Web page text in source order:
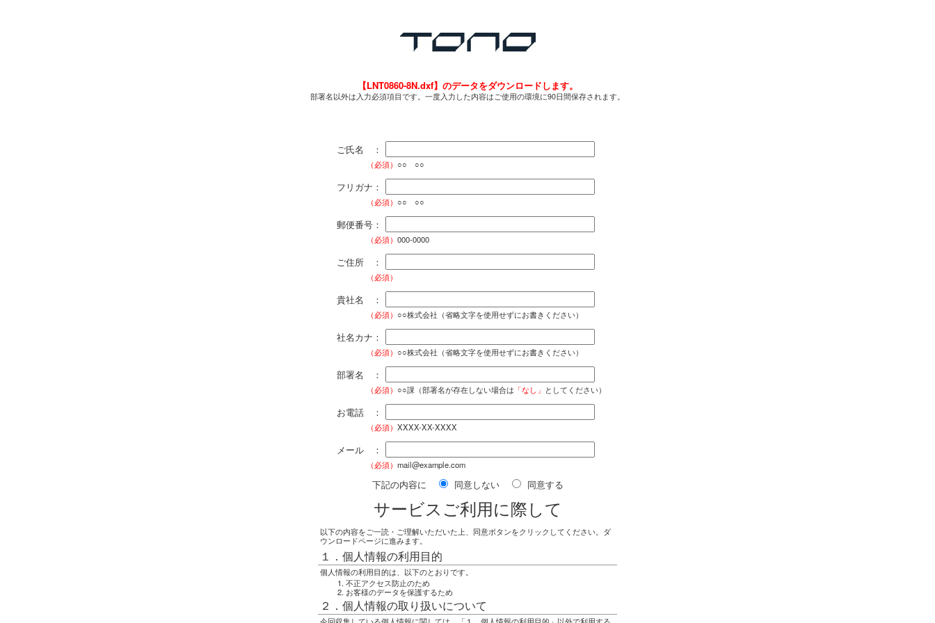
【LNT0860-8N.dxf】のデータをダウンロードします。
部署名以外は入力必須項目です。一度入力した内容はご使用の環境に90日間保存されます。
ご氏名 ：
（必須） ○○ ○○
フリガナ：
（必須） ○○ ○○
郵便番号：
（必須） 000-0000
ご住所 ：
（必須）
貴社名 ：
（必須） ○○株式会社（省略文字を使用せずにお書きください）
社名カナ：
（必須） ○○株式会社（省略文字を使用せずにお書きください）
部署名 ：
（必須） ○○課（部署名が存在しない場合は 「なし」 としてください）
お電話 ：
（必須） XXXX-XX-XXXX
メール ：
（必須） mail@example.com
下記の内容に 同意しない 同意する
サービスご利用に際して
以下の内容をご一読・ご理解いただいた上、同意ボタンをクリックしてください。ダ
ウンロードページに進みます。
１．個人情報の利用目的
個人情報の利用目的は、以下のとおりです。
不正アクセス防止のため
お客様のデータを保護するため
２．個人情報の取り扱いについて